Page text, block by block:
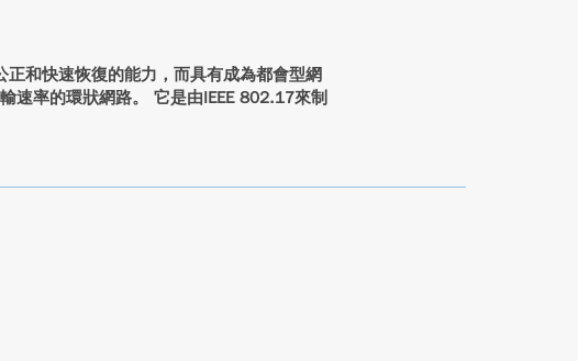
和快速恢復的能力，而具有成為都會型網
速率的環狀網路。 它是由IEEE 802.17來制